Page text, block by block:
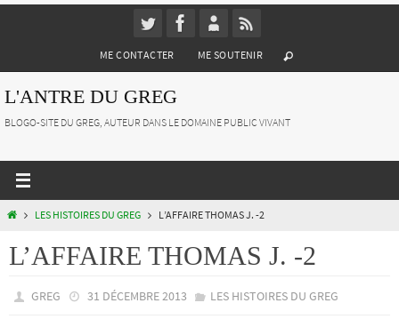
ME CONTACTER ME SOUTENIR
L'ANTRE DU GREG
BLOGO-SITE DU GREG, AUTEUR DANS LE DOMAINE PUBLIC VIVANT
HOMELES HISTOIRES DU GREG L’AFFAIRE THOMAS J. -2
L’AFFAIRE THOMAS J. -2
GREG 31 DÉCEMBRE 2013 LES HISTOIRES DU GREG